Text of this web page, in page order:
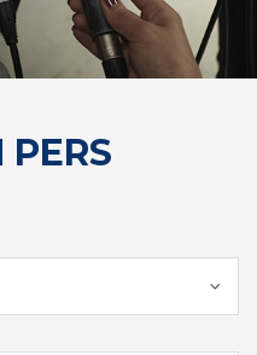
PERS